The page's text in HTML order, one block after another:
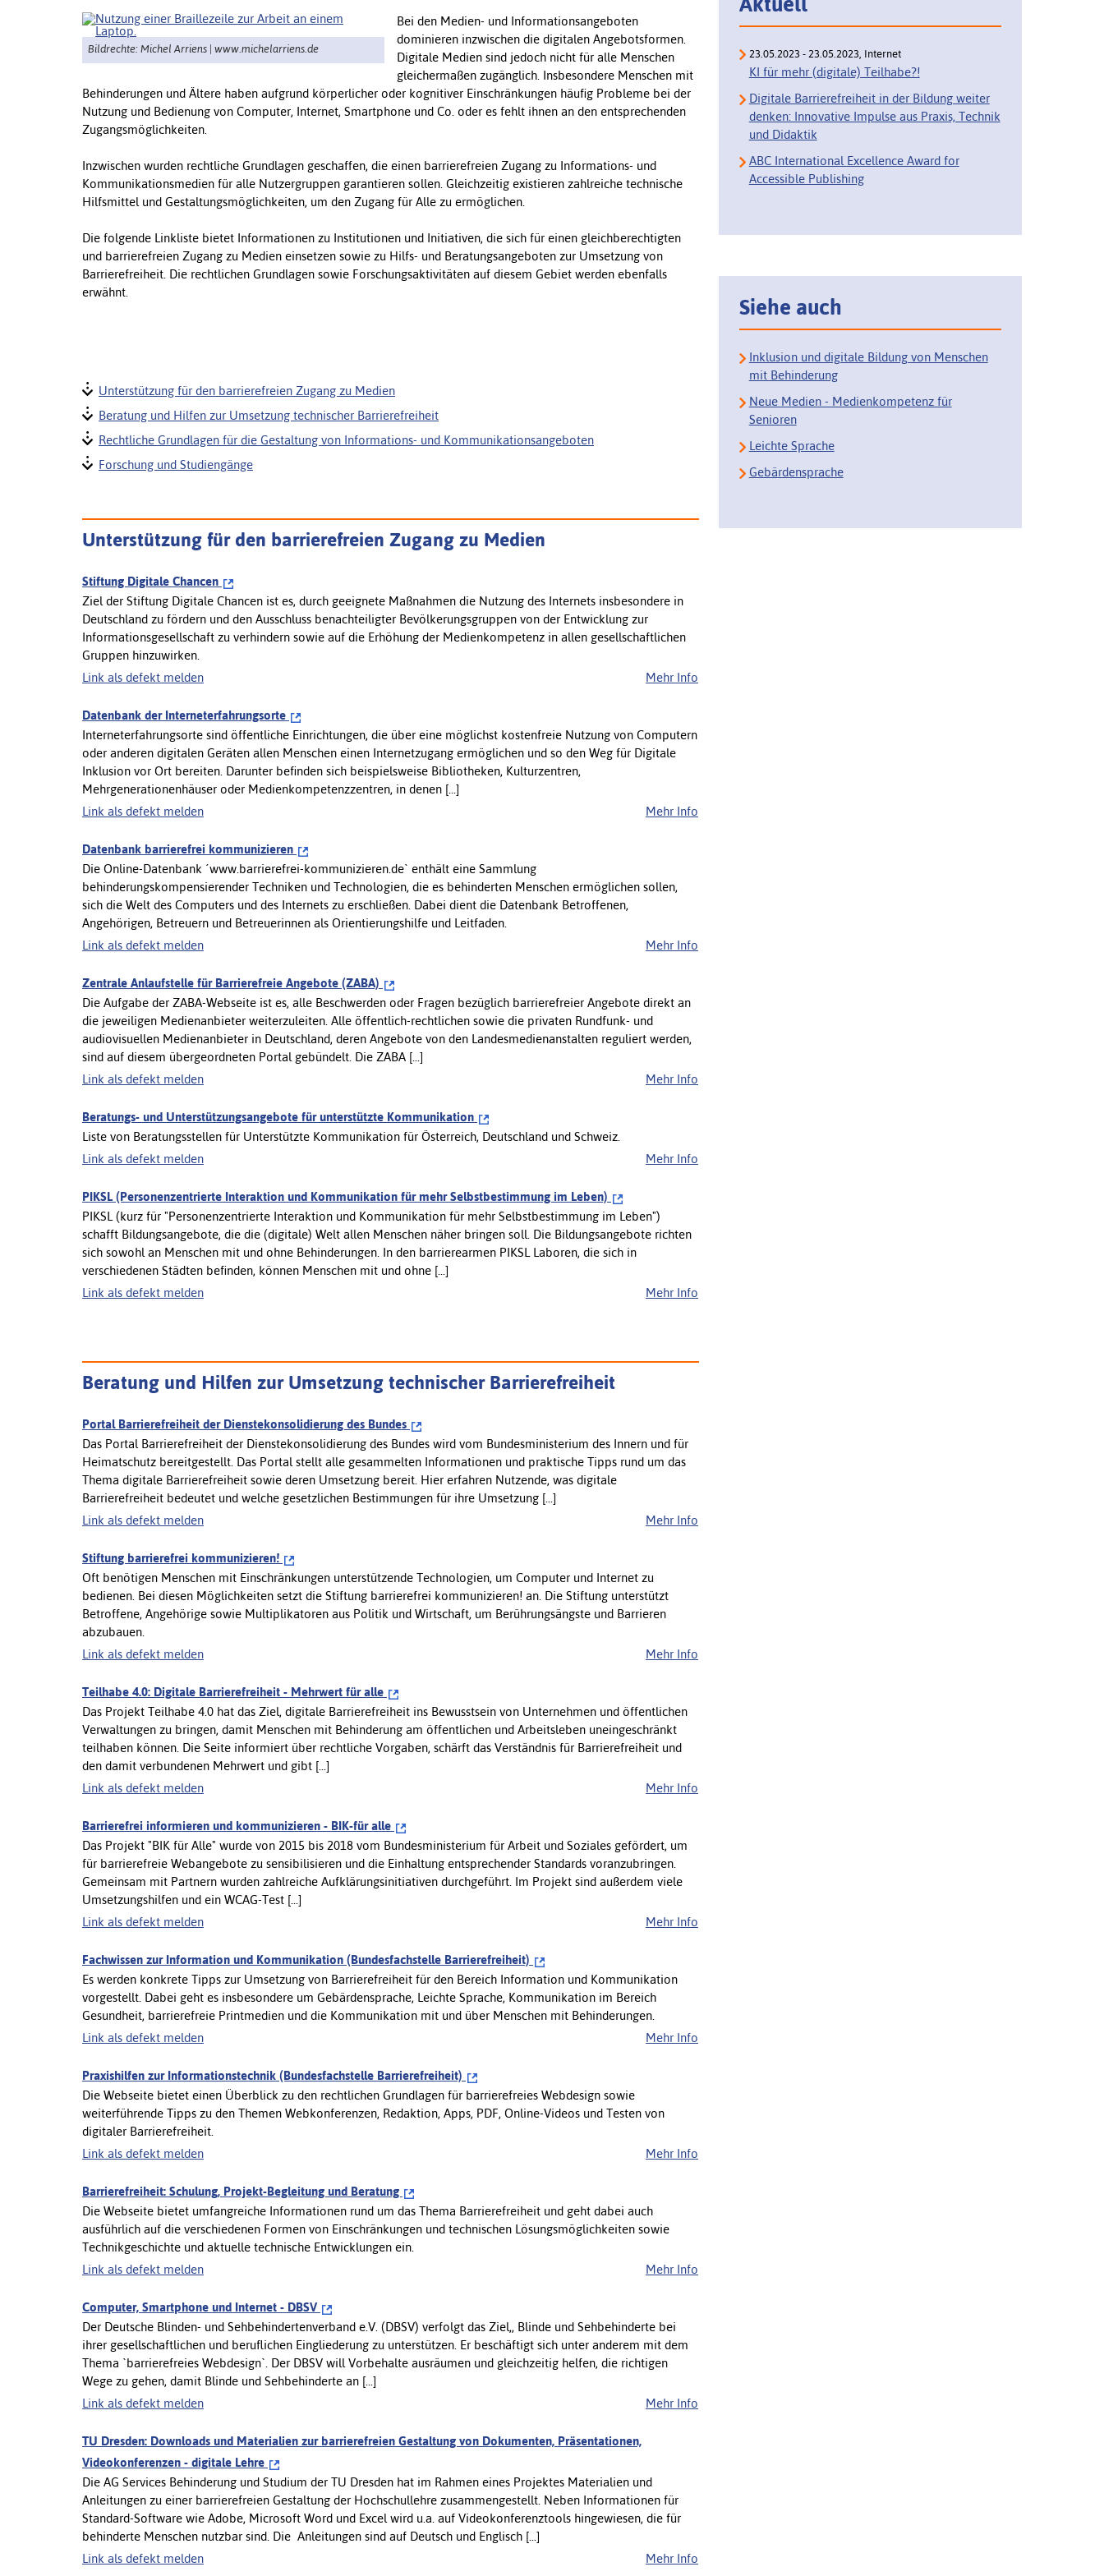
Bildrechte: Michel Arriens | www.michelarriens.de
Bei den Medien- und Informationsangeboten
dominieren inzwischen die digitalen Angebotsformen.
Digitale Medien sind jedoch nicht für alle Menschen
gleichermaßen zugänglich. Insbesondere Menschen mit
Behinderungen und Ältere haben aufgrund körperlicher oder kognitiver Einschränkungen häufig Probleme bei der
Nutzung und Bedienung von Computer, Internet, Smartphone und Co. oder es fehlt ihnen an den entsprechenden
Zugangsmöglichkeiten.
Inzwischen wurden rechtliche Grundlagen geschaffen, die einen barrierefreien Zugang zu Informations- und
Kommunikationsmedien für alle Nutzergruppen garantieren sollen. Gleichzeitig existieren zahlreiche technische
Hilfsmittel und Gestaltungsmöglichkeiten, um den Zugang für Alle zu ermöglichen.
Die folgende Linkliste bietet Informationen zu Institutionen und Initiativen, die sich für einen gleichberechtigten
und barrierefreien Zugang zu Medien einsetzen sowie zu Hilfs- und Beratungsangeboten zur Umsetzung von
Barrierefreiheit. Die rechtlichen Grundlagen sowie Forschungsaktivitäten auf diesem Gebiet werden ebenfalls
erwähnt.
Unterstützung für den barrierefreien Zugang zu Medien
Beratung und Hilfen zur Umsetzung technischer Barrierefreiheit
Rechtliche Grundlagen für die Gestaltung von Informations- und Kommunikationsangeboten
Forschung und Studiengänge
Unterstützung für den barrierefreien Zugang zu Medien
Stiftung Digitale Chancen
Ziel der Stiftung Digitale Chancen ist es, durch geeignete Maßnahmen die Nutzung des Internets insbesondere in
Deutschland zu fördern und den Ausschluss benachteiligter Bevölkerungsgruppen von der Entwicklung zur
Informationsgesellschaft zu verhindern sowie auf die Erhöhung der Medienkompetenz in allen gesellschaftlichen
Gruppen hinzuwirken.
Mehr Info
Link als defekt melden
Datenbank der Interneterfahrungsorte
Interneterfahrungsorte sind öffentliche Einrichtungen, die über eine möglichst kostenfreie Nutzung von Computern
oder anderen digitalen Geräten allen Menschen einen Internetzugang ermöglichen und so den Weg für Digitale
Inklusion vor Ort bereiten. Darunter befinden sich beispielsweise Bibliotheken, Kulturzentren,
Mehrgenerationenhäuser oder Medienkompetenzzentren, in denen [...]
Mehr Info
Link als defekt melden
Datenbank barrierefrei kommunizieren
Die Online-Datenbank ´www.barrierefrei-kommunizieren.de` enthält eine Sammlung
behinderungskompensierender Techniken und Technologien, die es behinderten Menschen ermöglichen sollen,
sich die Welt des Computers und des Internets zu erschließen. Dabei dient die Datenbank Betroffenen,
Angehörigen, Betreuern und Betreuerinnen als Orientierungshilfe und Leitfaden.
Mehr Info
Link als defekt melden
Zentrale Anlaufstelle für Barrierefreie Angebote (ZABA)
Die Aufgabe der ZABA-Webseite ist es, alle Beschwerden oder Fragen bezüglich barrierefreier Angebote direkt an
die jeweiligen Medienanbieter weiterzuleiten. Alle öffentlich-rechtlichen sowie die privaten Rundfunk- und
audiovisuellen Medienanbieter in Deutschland, deren Angebote von den Landesmedienanstalten reguliert werden,
sind auf diesem übergeordneten Portal gebündelt. Die ZABA [...]
Mehr Info
Link als defekt melden
Beratungs- und Unterstützungsangebote für unterstützte Kommunikation
Liste von Beratungsstellen für Unterstützte Kommunikation für Österreich, Deutschland und Schweiz.
Mehr Info
Link als defekt melden
PIKSL (Personenzentrierte Interaktion und Kommunikation für mehr Selbstbestimmung im Leben)
PIKSL (kurz für "Personenzentrierte Interaktion und Kommunikation für mehr Selbstbestimmung im Leben")
schafft Bildungsangebote, die die (digitale) Welt allen Menschen näher bringen soll. Die Bildungsangebote richten
sich sowohl an Menschen mit und ohne Behinderungen. In den barrierearmen PIKSL Laboren, die sich in
verschiedenen Städten befinden, können Menschen mit und ohne [...]
Mehr Info
Link als defekt melden
Beratung und Hilfen zur Umsetzung technischer Barrierefreiheit
Portal Barrierefreiheit der Dienstekonsolidierung des Bundes
Das Portal Barrierefreiheit der Dienstekonsolidierung des Bundes wird vom Bundesministerium des Innern und für
Heimatschutz bereitgestellt. Das Portal stellt alle gesammelten Informationen und praktische Tipps rund um das
Thema digitale Barrierefreiheit sowie deren Umsetzung bereit. Hier erfahren Nutzende, was digitale
Barrierefreiheit bedeutet und welche gesetzlichen Bestimmungen für ihre Umsetzung [...]
Mehr Info
Link als defekt melden
Stiftung barrierefrei kommunizieren!
Oft benötigen Menschen mit Einschränkungen unterstützende Technologien, um Computer und Internet zu
bedienen. Bei diesen Möglichkeiten setzt die Stiftung barrierefrei kommunizieren! an. Die Stiftung unterstützt
Betroffene, Angehörige sowie Multiplikatoren aus Politik und Wirtschaft, um Berührungsängste und Barrieren
abzubauen.
Mehr Info
Link als defekt melden
Teilhabe 4.0: Digitale Barrierefreiheit - Mehrwert für alle
Das Projekt Teilhabe 4.0 hat das Ziel, digitale Barrierefreiheit ins Bewusstsein von Unternehmen und öffentlichen
Verwaltungen zu bringen, damit Menschen mit Behinderung am öffentlichen und Arbeitsleben uneingeschränkt
teilhaben können. Die Seite informiert über rechtliche Vorgaben, schärft das Verständnis für Barrierefreiheit und
den damit verbundenen Mehrwert und gibt [...]
Mehr Info
Link als defekt melden
Barrierefrei informieren und kommunizieren - BIK-für alle
Das Projekt "BIK für Alle" wurde von 2015 bis 2018 vom Bundesministerium für Arbeit und Soziales gefördert, um
für barrierefreie Webangebote zu sensibilisieren und die Einhaltung entsprechender Standards voranzubringen.
Gemeinsam mit Partnern wurden zahlreiche Aufklärungsinitiativen durchgeführt. Im Projekt sind außerdem viele
Umsetzungshilfen und ein WCAG-Test [...]
Mehr Info
Link als defekt melden
Fachwissen zur Information und Kommunikation (Bundesfachstelle Barrierefreiheit)
Es werden konkrete Tipps zur Umsetzung von Barrierefreiheit für den Bereich Information und Kommunikation
vorgestellt. Dabei geht es insbesondere um Gebärdensprache, Leichte Sprache, Kommunikation im Bereich
Gesundheit, barrierefreie Printmedien und die Kommunikation mit und über Menschen mit Behinderungen.
Mehr Info
Link als defekt melden
Praxishilfen zur Informationstechnik (Bundesfachstelle Barrierefreiheit)
Die Webseite bietet einen Überblick zu den rechtlichen Grundlagen für barrierefreies Webdesign sowie
weiterführende Tipps zu den Themen Webkonferenzen, Redaktion, Apps, PDF, Online-Videos und Testen von
digitaler Barrierefreiheit.
Mehr Info
Link als defekt melden
Barrierefreiheit: Schulung, Projekt-Begleitung und Beratung
Die Webseite bietet umfangreiche Informationen rund um das Thema Barrierefreiheit und geht dabei auch
ausführlich auf die verschiedenen Formen von Einschränkungen und technischen Lösungsmöglichkeiten sowie
Technikgeschichte und aktuelle technische Entwicklungen ein.
Mehr Info
Link als defekt melden
Computer, Smartphone und Internet - DBSV
Der Deutsche Blinden- und Sehbehindertenverband e.V. (DBSV) verfolgt das Ziel,, Blinde und Sehbehinderte bei
ihrer gesellschaftlichen und beruflichen Eingliederung zu unterstützen. Er beschäftigt sich unter anderem mit dem
Thema `barrierefreies Webdesign`. Der DBSV will Vorbehalte ausräumen und gleichzeitig helfen, die richtigen
Wege zu gehen, damit Blinde und Sehbehinderte an [...]
Mehr Info
Link als defekt melden
TU Dresden: Downloads und Materialien zur barrierefreien Gestaltung von Dokumenten, Präsentationen,
Videokonferenzen - digitale Lehre
Die AG Services Behinderung und Studium der TU Dresden hat im Rahmen eines Projektes Materialien und
Anleitungen zu einer barrierefreien Gestaltung der Hochschullehre zusammengestellt. Neben Informationen für
Standard-Software wie Adobe, Microsoft Word und Excel wird u.a. auf Videokonferenztools hingewiesen, die für
behinderte Menschen nutzbar sind. Die Anleitungen sind auf Deutsch und Englisch [...]
Mehr Info
Link als defekt melden
23.05.2023 - 23.05.2023, Internet
KI für mehr (digitale) Teilhabe?!
Digitale Barrierefreiheit in der Bildung weiter
denken: Innovative Impulse aus Praxis, Technik
und Didaktik
ABC International Excellence Award for
Accessible Publishing
Siehe auch
Inklusion und digitale Bildung von Menschen
mit Behinderung
Neue Medien - Medienkompetenz für
Senioren
Leichte Sprache
Gebärdensprache